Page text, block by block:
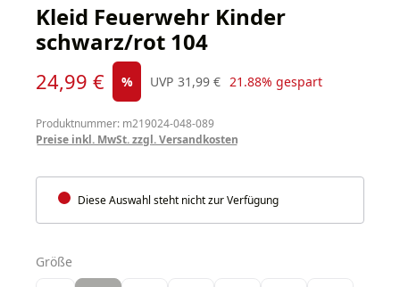
Kleid Feuerwehr Kinder
schwarz/rot 104
Verkaufspreis:
24,99 € % UVP
Regulärer Preis:
31,99 € 21.88% gespart
Produktnummer: m219024-048-089
Preise inkl. MwSt. zzgl. Versandkosten
Diese Auswahl steht nicht zur Verfügung
Größe